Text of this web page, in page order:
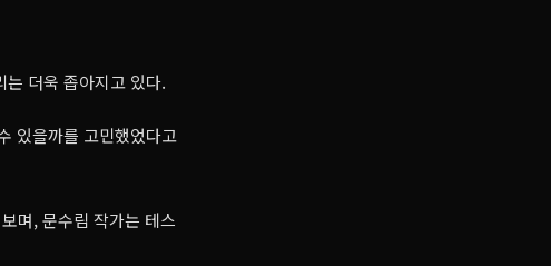
더욱 좁아지고 있다.
있을까를 고민했었다고
며, 문수림 작가는 테스